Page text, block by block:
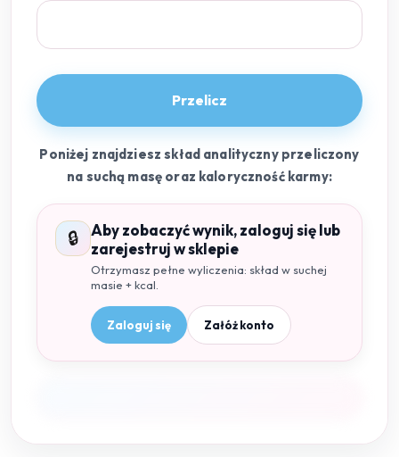
Przelicz
Poniżej znajdziesz skład analityczny przeliczony
na suchą masę oraz kaloryczność karmy:
🔒
Aby zobaczyć wynik, zaloguj się lub
zarejestruj w sklepie
Otrzymasz pełne wyliczenia: skład w suchej
masie + kcal.
Zaloguj się Załóż konto